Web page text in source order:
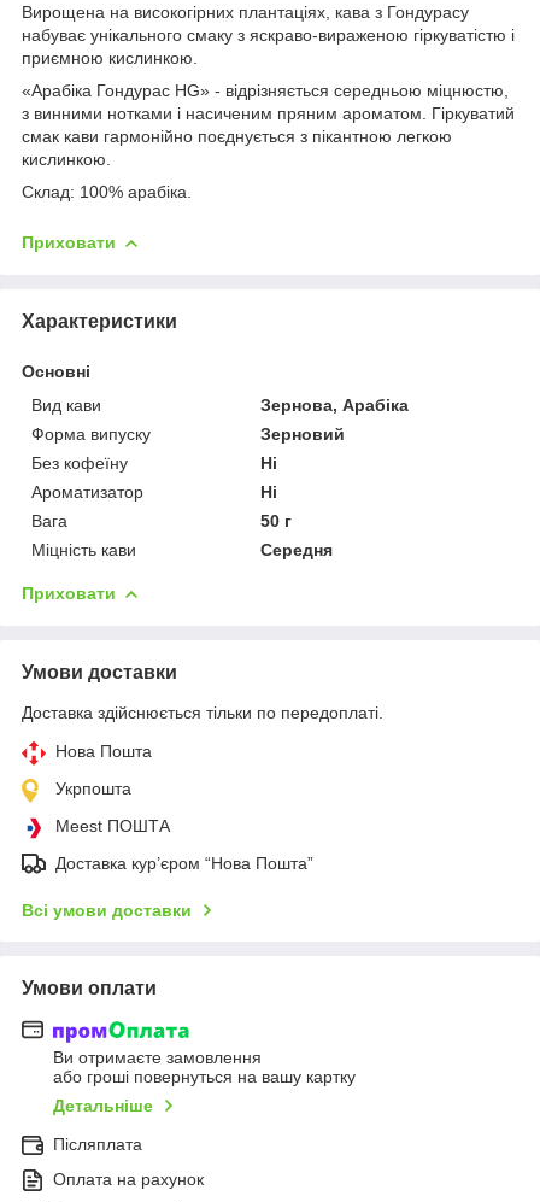
Вирощена на високогірних плантаціях, кава з Гондурасу
набуває унікального смаку з яскраво-вираженою гіркуватістю і
приємною кислинкою.
«Арабіка Гондурас HG» - відрізняється середньою міцнюстю,
з винними нотками і насиченим пряним ароматом. Гіркуватий
смак кави гармонійно поєднується з пікантною легкою
кислинкою.
Склад: 100% арабіка.
Приховати
Характеристики
Основні
Вид кави
Зернова, Арабіка
Форма випуску
Зерновий
Без кофеїну
Ні
Ароматизатор
Ні
Вага
50 г
Міцність кави
Середня
Приховати
Умови доставки
Доставка здійснюється тільки по передоплаті.
Нова Пошта
Укрпошта
Meest ПОШТА
Доставка кур’єром “Нова Пошта”
Всі умови доставки
Умови оплати
Ви отримаєте замовлення
або гроші повернуться на вашу картку
Детальніше
Післяплата
Оплата на рахунок